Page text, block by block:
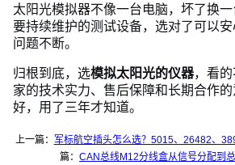
太阳光模拟器不像一台电脑，坏了换
要持续维护的测试设备，选对了可以
问题不断。
归根到底，选模拟太阳光的仪器，看
家的技术实力、售后保障和长期合作
好，用了三年才知道。
上一篇： 军标航空插头怎么选？5015、26482、
篇：CAN总线M12分线盒从信号分配到